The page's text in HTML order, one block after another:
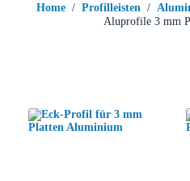
Home / Profilleisten /
Aluprofile 3 mm